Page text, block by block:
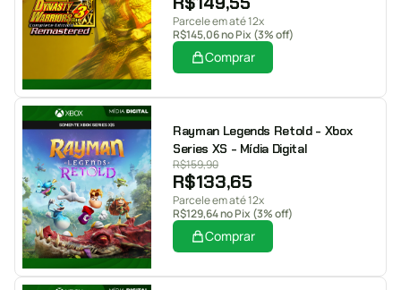
Parcele em até 12x
R$145,06no Pix (3% off)
Comprar
Rayman Legends Retold - Xbox
Series XS - Mídia Digital
R$159,90
R$133,65
Parcele em até 12x
R$129,64no Pix (3% off)
Comprar